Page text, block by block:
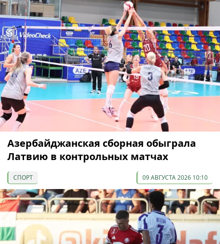
Азербайджанская сборная обыграла
Латвию в контрольных матчах
СПОРТ 09 АВГУСТА 2026 10:10